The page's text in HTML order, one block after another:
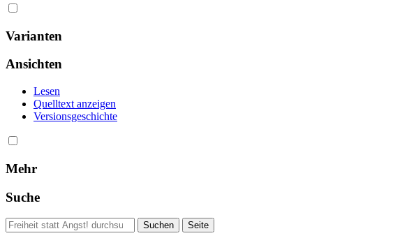
Varianten
Ansichten
Lesen
Quelltext anzeigen
Versionsgeschichte
Mehr
Suche